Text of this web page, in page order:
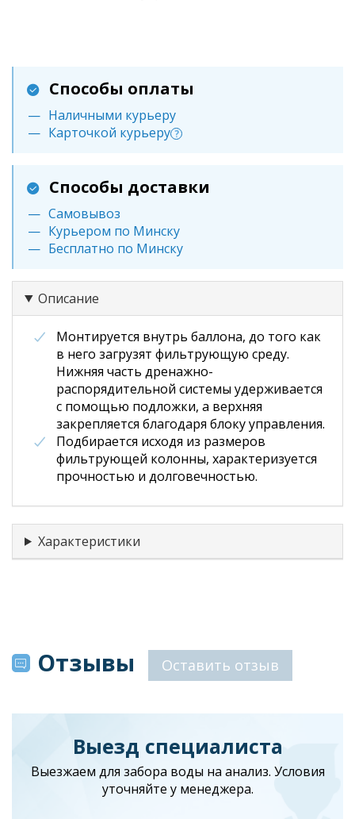
Способы оплаты
Наличными курьеру
Карточкой курьеру ?
Способы доставки
Самовывоз
Курьером по Минску
Бесплатно по Минску
Описание
Монтируется внутрь баллона, до того как
в него загрузят фильтрующую среду.
Нижняя часть дренажно-
распорядительной системы удерживается
с помощью подложки, а верхняя
закрепляется благодаря блоку управления.
Подбирается исходя из размеров
фильтрующей колонны, характеризуется
прочностью и долговечностью.
Характеристики
Отзывы Оставить отзыв
Выезд специалиста
Выезжаем для забора воды на анализ. Условия
уточняйте у менеджера.